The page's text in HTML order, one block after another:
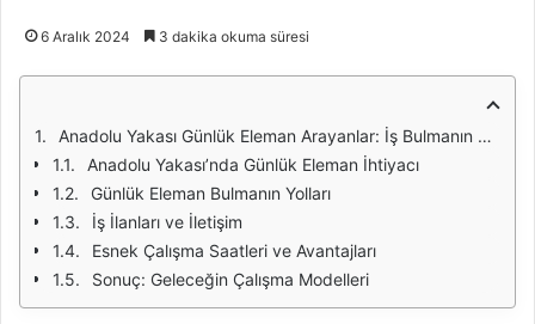
6 Aralık 2024 3 dakika okuma süresi
Anadolu Yakası Günlük Eleman Arayanlar: İş Bulmanın Yeni Yolu
Anadolu Yakası’nda Günlük Eleman İhtiyacı
Günlük Eleman Bulmanın Yolları
İş İlanları ve İletişim
Esnek Çalışma Saatleri ve Avantajları
Sonuç: Geleceğin Çalışma Modelleri